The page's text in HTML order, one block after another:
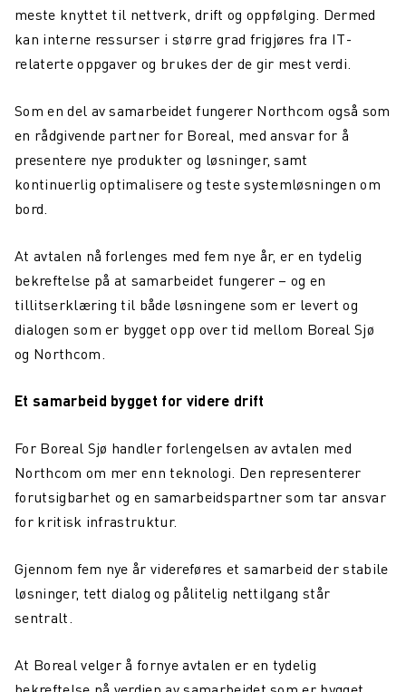
meste knyttet til nettverk, drift og oppfølging. Dermed
kan interne ressurser i større grad frigjøres fra IT-
relaterte oppgaver og brukes der de gir mest verdi.
Som en del av samarbeidet fungerer Northcom også som
en rådgivende partner for Boreal, med ansvar for å
presentere nye produkter og løsninger, samt
kontinuerlig optimalisere og teste systemløsningen om
bord.
At avtalen nå forlenges med fem nye år, er en tydelig
bekreftelse på at samarbeidet fungerer – og en
tillitserklæring til både løsningene som er levert og
dialogen som er bygget opp over tid mellom Boreal Sjø
og Northcom.
Et samarbeid bygget for videre drift
For Boreal Sjø handler forlengelsen av avtalen med
Northcom om mer enn teknologi. Den representerer
forutsigbarhet og en samarbeidspartner som tar ansvar
for kritisk infrastruktur.
Gjennom fem nye år videreføres et samarbeid der stabile
løsninger, tett dialog og pålitelig nettilgang står
sentralt.
At Boreal velger å fornye avtalen er en tydelig